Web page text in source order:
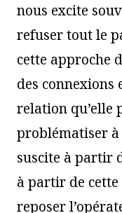
nous excite
refuser tout le
cette approche
des connexions
relation qu’elle
problématiser à
suscite à partir
à partir de
reposer